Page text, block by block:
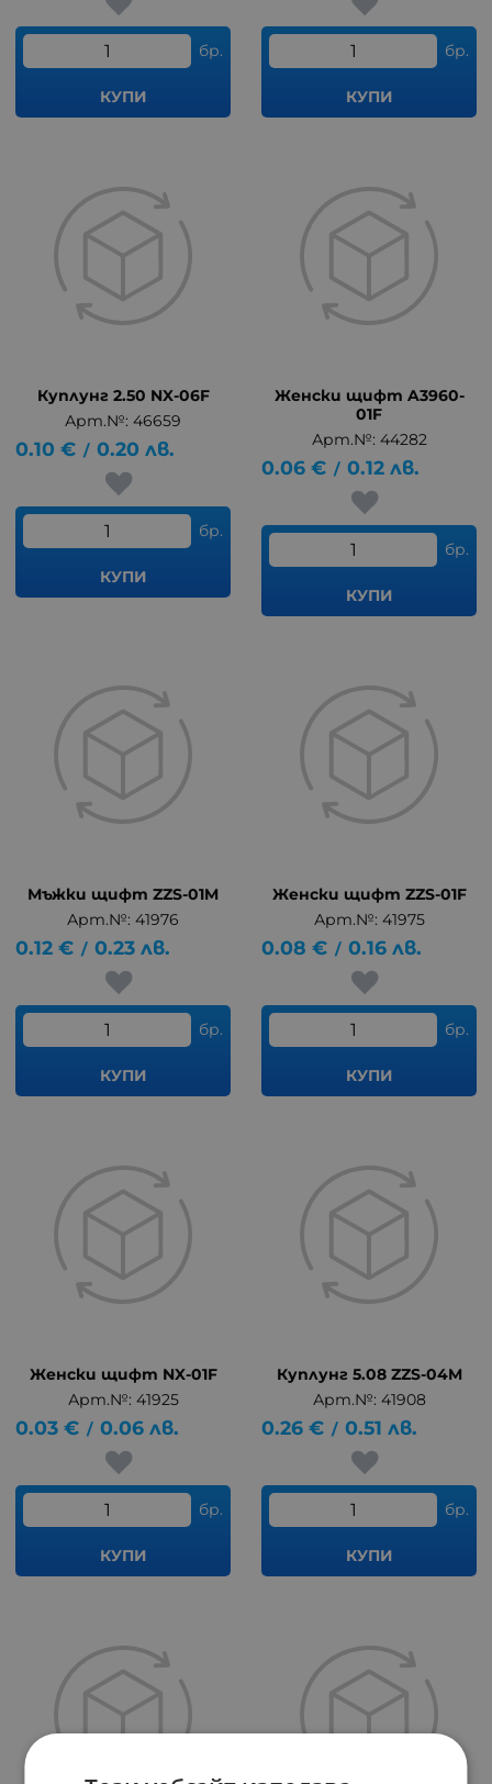
бр.
КУПИ
бр.
КУПИ
Куплунг 2.50 NX-06F
Арт.№: 46659
0.10 € / 0.20 лв.
бр.
КУПИ
Женски щифт A3960-
01F
Арт.№: 44282
0.06 € / 0.12 лв.
бр.
КУПИ
Мъжки щифт ZZS-01M
Арт.№: 41976
0.12 € / 0.23 лв.
бр.
КУПИ
Женски щифт ZZS-01F
Арт.№: 41975
0.08 € / 0.16 лв.
бр.
КУПИ
Женски щифт NX-01F
Арт.№: 41925
0.03 € / 0.06 лв.
бр.
КУПИ
Куплунг 5.08 ZZS-04M
Арт.№: 41908
0.26 € / 0.51 лв.
бр.
КУПИ